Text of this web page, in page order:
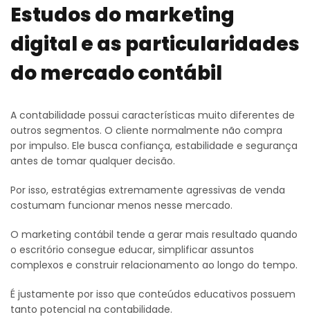
Estudos do marketing
digital e as particularidades
do mercado contábil
A contabilidade possui características muito diferentes de
outros segmentos. O cliente normalmente não compra
por impulso. Ele busca confiança, estabilidade e segurança
antes de tomar qualquer decisão.
Por isso, estratégias extremamente agressivas de venda
costumam funcionar menos nesse mercado.
O marketing contábil tende a gerar mais resultado quando
o escritório consegue educar, simplificar assuntos
complexos e construir relacionamento ao longo do tempo.
É justamente por isso que conteúdos educativos possuem
tanto potencial na contabilidade.